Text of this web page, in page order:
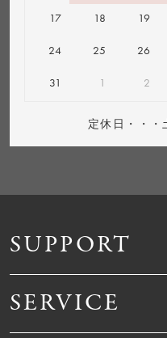
SUPPORT
SERVICE
17 18 19
24 25 26
31 1 2
定休日・・・